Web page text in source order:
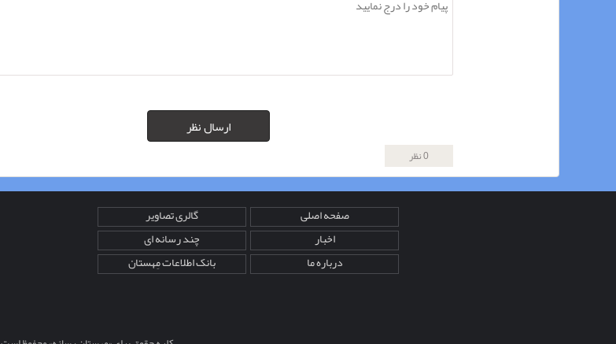
ارسال نظر
0 نظر
صفحه اصلی
اخبار
درباره ما
گالری تصاویر
چند رسانه ای
بانک اطلاعات مِهستان